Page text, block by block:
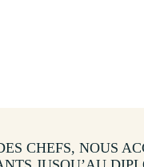
CHEFS, NOUS